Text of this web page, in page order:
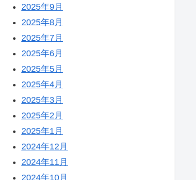
2025年9月
2025年8月
2025年7月
2025年6月
2025年5月
2025年4月
2025年3月
2025年2月
2025年1月
2024年12月
2024年11月
2024年10月